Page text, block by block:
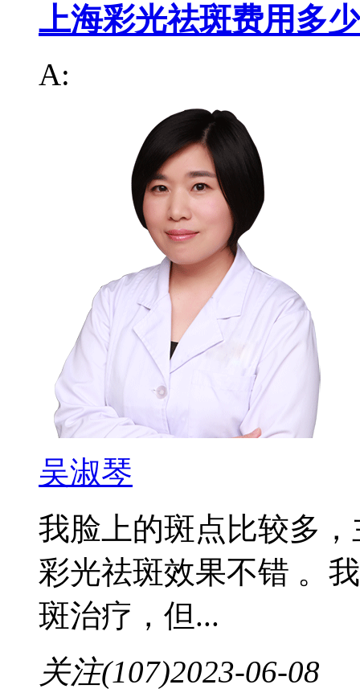
上海彩光祛斑费用多
A:
吴淑琴
我脸上的斑点比较多
彩光祛斑效果不错 。
斑治疗，但...
关注(107)2023-06-08